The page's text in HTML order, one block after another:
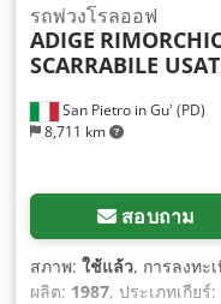
San Pietro in Gu' (PD)
8,711 km
รถพ่วงโรลออฟ
ADIGE
SCARRABILE
สอบถาม
สภาพ: ใช้แล้ว, การลงทะ
ผลิต: 1987, ประเภทเกียร์: